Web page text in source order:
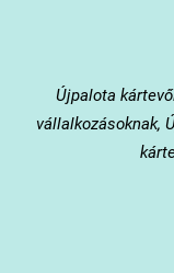
Újpalota
vállalkozásoknak,